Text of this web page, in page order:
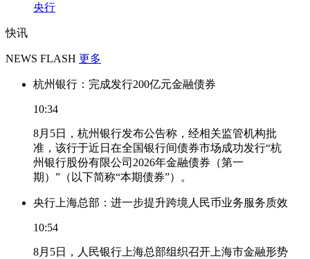
央行
快讯
NEWS FLASH 更多
杭州银行：完成发行200亿元金融债券
10:34
8月5日，杭州银行发布公告称，经相关监管机构批
准，该行于近日在全国银行间债券市场成功发行“杭
州银行股份有限公司2026年金融债券（第一
期）”（以下简称“本期债券”）。
央行上海总部：进一步提升跨境人民币业务服务质效
10:54
8月5日，人民银行上海总部组织召开上海市金融形势